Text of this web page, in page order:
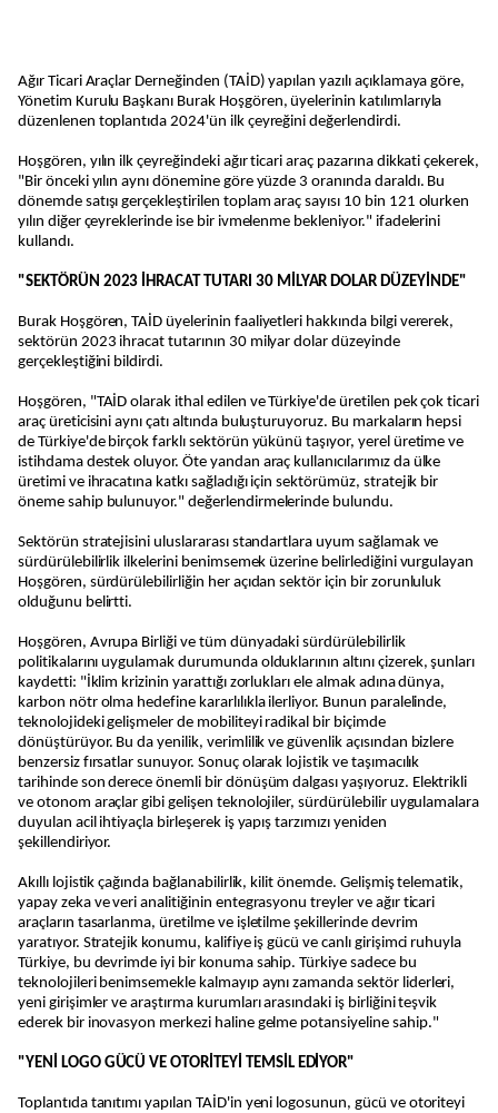
Ağır Ticari Araçlar Derneğinden (TAİD) yapılan yazılı açıklamaya göre,
Yönetim Kurulu Başkanı Burak Hoşgören, üyelerinin katılımlarıyla
düzenlenen toplantıda 2024'ün ilk çeyreğini değerlendirdi.
Hoşgören, yılın ilk çeyreğindeki ağır ticari araç pazarına dikkati çekerek,
"Bir önceki yılın aynı dönemine göre yüzde 3 oranında daraldı. Bu
dönemde satışı gerçekleştirilen toplam araç sayısı 10 bin 121 olurken
yılın diğer çeyreklerinde ise bir ivmelenme bekleniyor." ifadelerini
kullandı.
"SEKTÖRÜN 2023 İHRACAT TUTARI 30 MİLYAR DOLAR DÜZEYİNDE"
Burak Hoşgören, TAİD üyelerinin faaliyetleri hakkında bilgi vererek,
sektörün 2023 ihracat tutarının 30 milyar dolar düzeyinde
gerçekleştiğini bildirdi.
Hoşgören, "TAİD olarak ithal edilen ve Türkiye'de üretilen pek çok ticari
araç üreticisini aynı çatı altında buluşturuyoruz. Bu markaların hepsi
de Türkiye'de birçok farklı sektörün yükünü taşıyor, yerel üretime ve
istihdama destek oluyor. Öte yandan araç kullanıcılarımız da ülke
üretimi ve ihracatına katkı sağladığı için sektörümüz, stratejik bir
öneme sahip bulunuyor." değerlendirmelerinde bulundu.
Sektörün stratejisini uluslararası standartlara uyum sağlamak ve
sürdürülebilirlik ilkelerini benimsemek üzerine belirlediğini vurgulayan
Hoşgören, sürdürülebilirliğin her açıdan sektör için bir zorunluluk
olduğunu belirtti.
Hoşgören, Avrupa Birliği ve tüm dünyadaki sürdürülebilirlik
politikalarını uygulamak durumunda olduklarının altını çizerek, şunları
kaydetti: "İklim krizinin yarattığı zorlukları ele almak adına dünya,
karbon nötr olma hedefine kararlılıkla ilerliyor. Bunun paralelinde,
teknolojideki gelişmeler de mobiliteyi radikal bir biçimde
dönüştürüyor. Bu da yenilik, verimlilik ve güvenlik açısından bizlere
benzersiz fırsatlar sunuyor. Sonuç olarak lojistik ve taşımacılık
tarihinde son derece önemli bir dönüşüm dalgası yaşıyoruz. Elektrikli
ve otonom araçlar gibi gelişen teknolojiler, sürdürülebilir uygulamalara
duyulan acil ihtiyaçla birleşerek iş yapış tarzımızı yeniden
şekillendiriyor.
Akıllı lojistik çağında bağlanabilirlik, kilit önemde. Gelişmiş telematik,
yapay zeka ve veri analitiğinin entegrasyonu treyler ve ağır ticari
araçların tasarlanma, üretilme ve işletilme şekillerinde devrim
yaratıyor. Stratejik konumu, kalifiye iş gücü ve canlı girişimci ruhuyla
Türkiye, bu devrimde iyi bir konuma sahip. Türkiye sadece bu
teknolojileri benimsemekle kalmayıp aynı zamanda sektör liderleri,
yeni girişimler ve araştırma kurumları arasındaki iş birliğini teşvik
ederek bir inovasyon merkezi haline gelme potansiyeline sahip."
"YENİ LOGO GÜCÜ VE OTORİTEYİ TEMSİL EDİYOR"
Toplantıda tanıtımı yapılan TAİD'in yeni logosunun, gücü ve otoriteyi